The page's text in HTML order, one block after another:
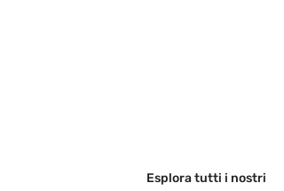
Esplora tutti i nostri